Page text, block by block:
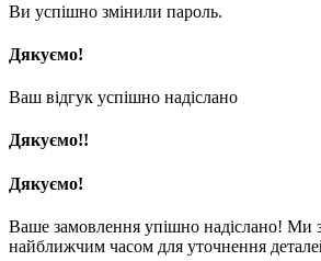
Ви успішно змінили пароль.
Дякуємо!
Ваш відгук успішно надіслано
Дякуємо!!
Дякуємо!
Ваше замовлення упішно надіслано! Ми
найближчим часом для уточнення